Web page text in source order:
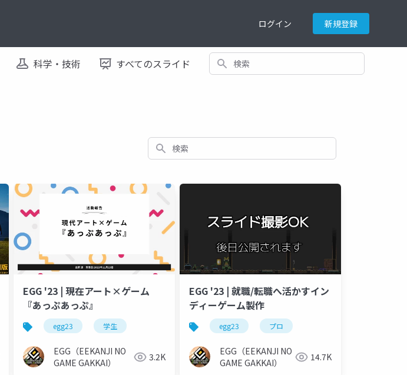
ログイン 新規登録
科学・技術 すべてのスライド 検索
検索
EGG '23 | 現在アート×ゲーム
『あっぷあっぷ』
egg23 学生
EGG（EEKANJI NO
GAME GAKKAI）
3.2K
EGG '23 | 就職/転職へ活かすイン
ディーゲーム製作
egg23 プロ
EGG（EEKANJI NO
GAME GAKKAI）
14.7K